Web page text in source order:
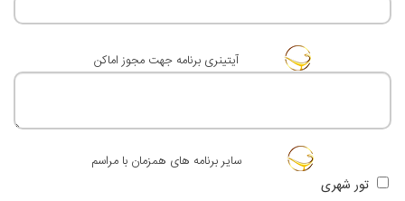
آيتينری برنامه جهت مجوز اماكن
ساير برنامه های همزمان با مراسم
تور شهری